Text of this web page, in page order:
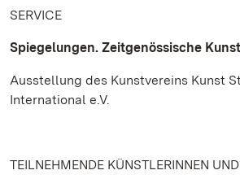
SERVICE
Spiegelungen. Zeitgenössische
Ausstellung des Kunstvereins Kunst
International e.V.
TEILNEHMENDE KÜNSTLERINNEN